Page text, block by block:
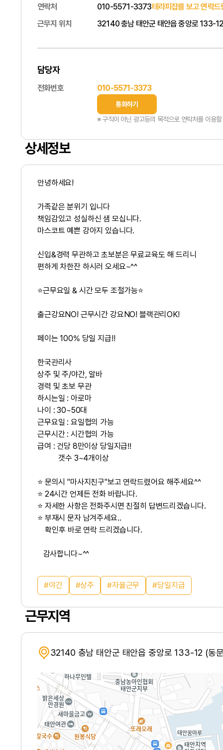
연락처 010-5571-3373테라피잡를 보고 연락
근무지 위치
32140 충남 태안군 태안읍 중앙로 133-
담당자
전화번호 010-5571-3373
통화하기
※ 구직이 아닌 광고등의 목적으로 연락처를 이용
상세정보
안녕하세요!
가족같은 분위기 입니다
책임감있고 성실하신 샘 모십니다.
마스코트 예쁜 강아지 있습니다.
신입&경력 무관하고 초보분은 무료교육도 해 드리니
편하게 차한잔 하시러 오세요~^^
⭐근무요일 & 시간 모두 조절가능⭐
출근강요NO! 근무시간 강요NO! 블랙관리OK!
페이는 100% 당일 지급!!
한국관리사
상주 및 주/야간, 알바
경력 및 초보 무관
하시는일 : 아로마
나이 : 30~50대
근무요일 : 요일협의 가능
근무시간 : 시간협의 가능
급여 : 건당 8만이상 당일지급‼
갯수 3~4개이상
⭐ 문의시 "마사지친구"보고 연락드렸어요 해주세요^^
⭐ 24시간 언제든 전화 바랍니다.
⭐ 자세한 사항은 전화주시면 친절히 답변드리겠습니다.
⭐ 부재시 문자 남겨주세요..
확인후 바로 연락 드리겠습니다.
감사합니다~^^
야간 상주 자율근무 당일지급
근무지역
32140 충남 태안군 태안읍 중앙로 133-12 (동